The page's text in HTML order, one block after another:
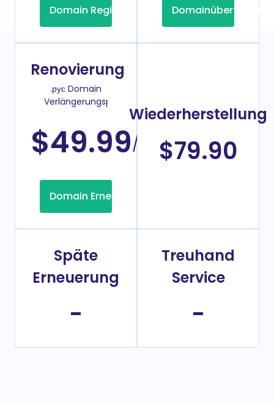
Domain Registrierung Domainübertragung
Renovierung
.рус Domain
Verlängerungspreis
$49.99/Jahr
Domain Erneuerung
Wiederherstellung
$79.90
Späte
Erneuerung
-
Treuhand
Service
-